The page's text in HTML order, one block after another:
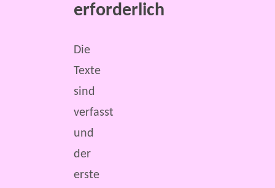
erforderlich
Die
Texte
sind
verfasst
und
der
erste